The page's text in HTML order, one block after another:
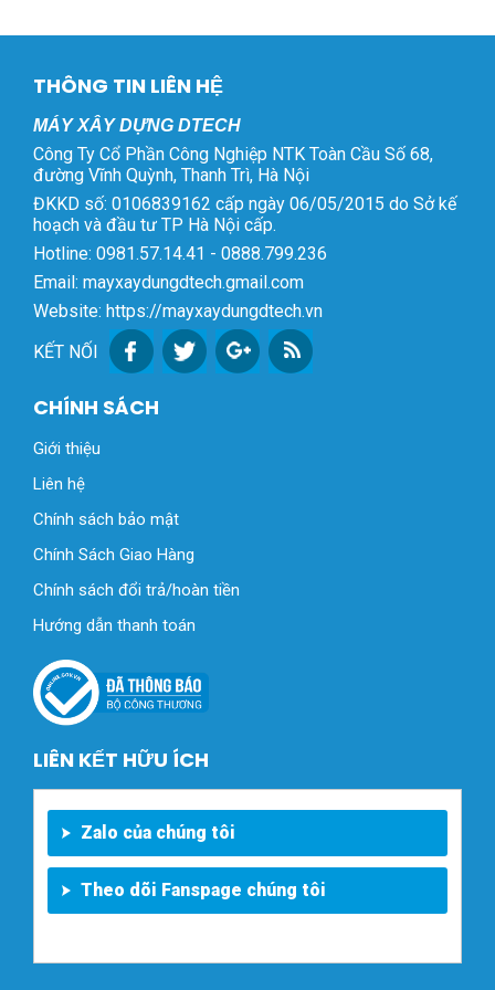
THÔNG TIN LIÊN HỆ
MÁY XÂY DỰNG DTECH
Công Ty Cổ Phần Công Nghiệp NTK Toàn Cầu Số 68,
đường Vĩnh Quỳnh, Thanh Trì, Hà Nội
ĐKKD số: 0106839162 cấp ngày 06/05/2015 do Sở kế
hoạch và đầu tư TP Hà Nội cấp.
Hotline: 0981.57.14.41 - 0888.799.236
Email: mayxaydungdtech.gmail.com
Website: https://mayxaydungdtech.vn
KẾT NỐI
CHÍNH SÁCH
Giới thiệu
Liên hệ
Chính sách bảo mật
Chính Sách Giao Hàng
Chính sách đổi trả/hoàn tiền
Hướng dẫn thanh toán
LIÊN KẾT HỮU ÍCH
Zalo của chúng tôi
Theo dõi Fanspage chúng tôi